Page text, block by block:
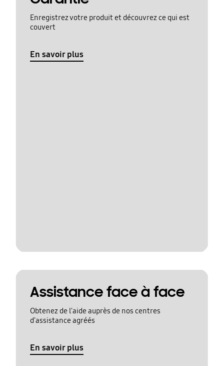
Enregistrez votre produit et découvrez ce qui est
couvert
En savoir plus
Assistance face à face
Obtenez de l'aide auprès de nos centres
d'assistance agréés
En savoir plus